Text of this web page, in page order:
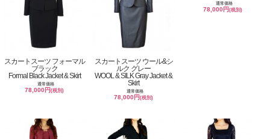
スカートスーツ フォーマル
ブラック
Formal Black Jacket & Skirt
通常価格
78,000円(税別)
スカートスーツ ウール&シ
ルク グレー
WOOL & SILK Gray Jacket &
Skirt
通常価格
78,000円(税別)
通常価格
78,000円(税別)